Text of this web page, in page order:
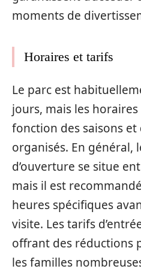
moments de
Horaires et tarifs
Le parc est
jours, mais les
fonction des saisons
organisés. En général,
d’ouverture se situe
mais il est
heures spécifiques
visite. Les tarifs
offrant des réductions
les familles